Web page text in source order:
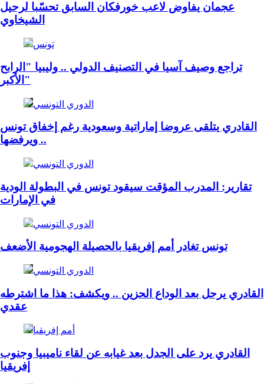
عجمان يفاوض لاعب خورفكان السابق تحسّبا لرحيل
الشيخاوي
تونس
تراجع وصيف آسيا في التصنيف الدولي .. وليبيا "الرابح
الأكبر"
الدوري التونسي
القادري يتلقى عروضا إماراتية وسعودية رغم إخفاق تونس
.. ويرفضها
الدوري التونسي
تقارير: المدرب المؤقت سيقود تونس في البطولة الودية
في الإمارات
الدوري التونسي
تونس تغادر أمم إفريقيا بالحصيلة الهجومية الأضعف
الدوري التونسي
القادري يرحل بعد الوداع الحزين .. ويكشف: هذا ما اشترطه
عقدي
أمم إفريقيا
القادري يرد على الجدل بعد غيابه عن لقاء ناميبيا وجنوب
إفريقيا